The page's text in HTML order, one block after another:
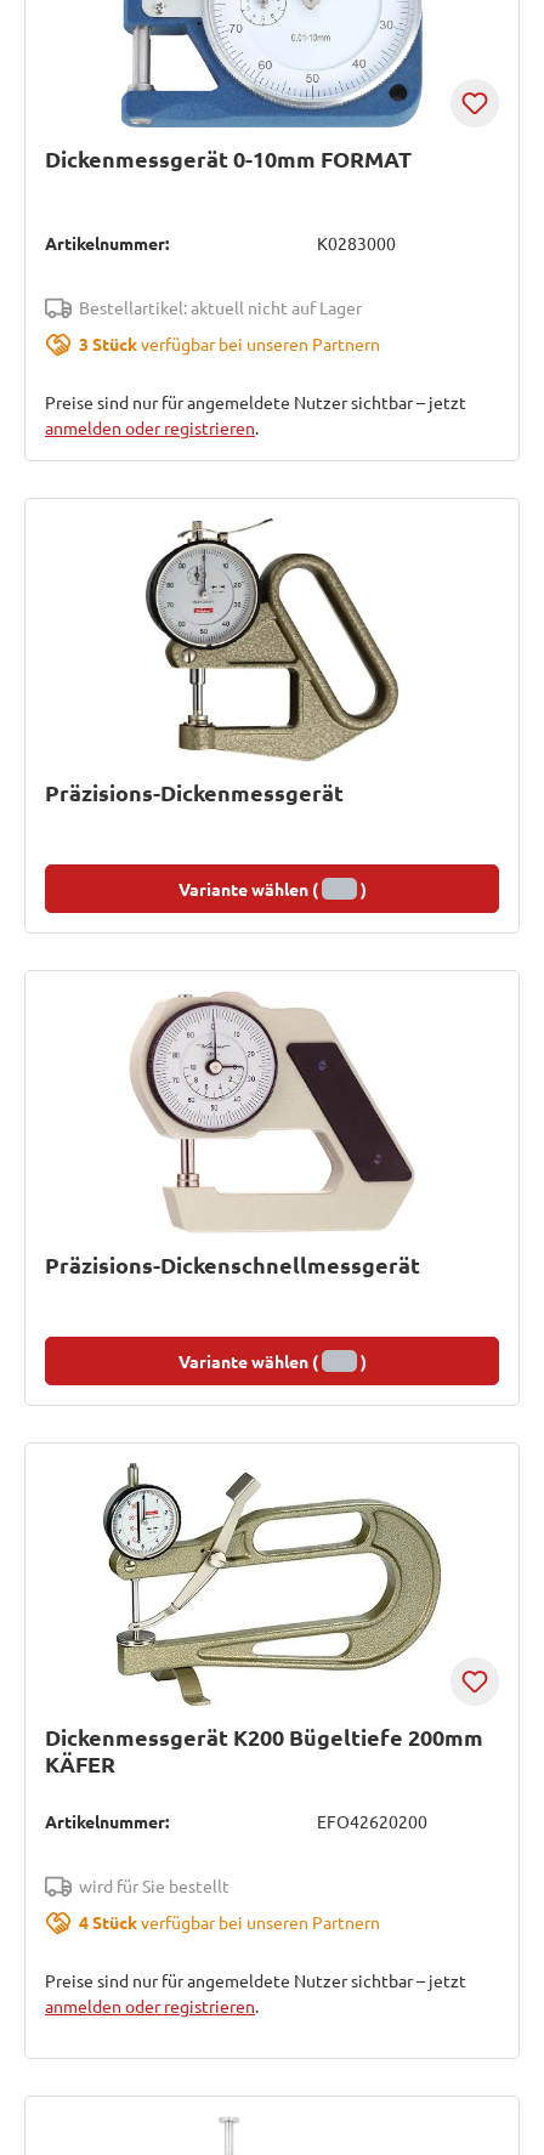
Dickenmessgerät 0-10mm FORMAT
Artikelnummer: K0283000
Bestellartikel: aktuell nicht auf Lager
3 Stückverfügbar bei unseren Partnern
Preise sind nur für angemeldete Nutzer sichtbar – jetzt
anmelden oder registrieren.
Präzisions-Dickenmessgerät
Variante wählen ( )
Präzisions-Dickenschnellmessgerät
Variante wählen ( )
Dickenmessgerät K200 Bügeltiefe 200mm
KÄFER
Artikelnummer: EFO42620200
wird für Sie bestellt
4 Stückverfügbar bei unseren Partnern
Preise sind nur für angemeldete Nutzer sichtbar – jetzt
anmelden oder registrieren.